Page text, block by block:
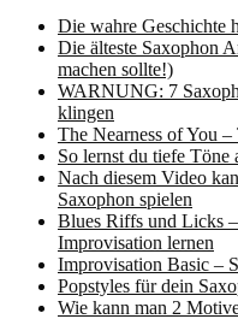
Die wahre Geschichte
Die älteste Saxophon
machen sollte!)
WARNUNG: 7
klingen
The Nearness of You
So lernst du tiefe Töne
Nach diesem Video
Saxophon spielen
Blues Riffs und Licks
Improvisation lernen
Improvisation Basic –
Popstyles für dein
Wie kann man 2